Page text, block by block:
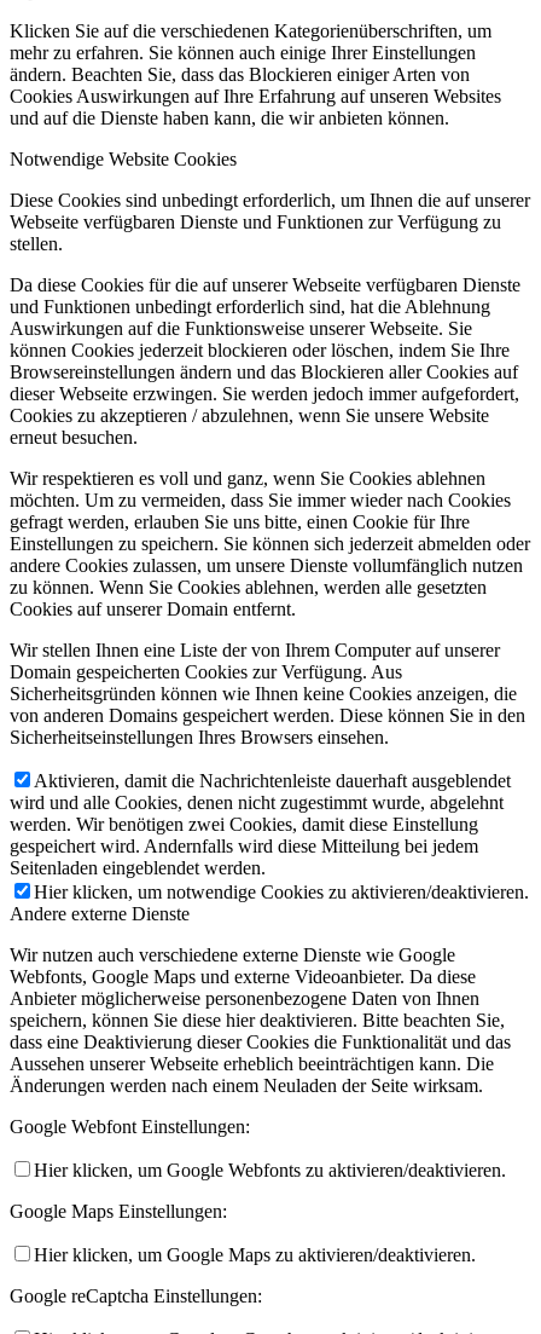
Klicken Sie auf die verschiedenen Kategorienüberschriften, um
mehr zu erfahren. Sie können auch einige Ihrer Einstellungen
ändern. Beachten Sie, dass das Blockieren einiger Arten von
Cookies Auswirkungen auf Ihre Erfahrung auf unseren Websites
und auf die Dienste haben kann, die wir anbieten können.
Notwendige Website Cookies
Diese Cookies sind unbedingt erforderlich, um Ihnen die auf unserer
Webseite verfügbaren Dienste und Funktionen zur Verfügung zu
stellen.
Da diese Cookies für die auf unserer Webseite verfügbaren Dienste
und Funktionen unbedingt erforderlich sind, hat die Ablehnung
Auswirkungen auf die Funktionsweise unserer Webseite. Sie
können Cookies jederzeit blockieren oder löschen, indem Sie Ihre
Browsereinstellungen ändern und das Blockieren aller Cookies auf
dieser Webseite erzwingen. Sie werden jedoch immer aufgefordert,
Cookies zu akzeptieren / abzulehnen, wenn Sie unsere Website
erneut besuchen.
Wir respektieren es voll und ganz, wenn Sie Cookies ablehnen
möchten. Um zu vermeiden, dass Sie immer wieder nach Cookies
gefragt werden, erlauben Sie uns bitte, einen Cookie für Ihre
Einstellungen zu speichern. Sie können sich jederzeit abmelden oder
andere Cookies zulassen, um unsere Dienste vollumfänglich nutzen
zu können. Wenn Sie Cookies ablehnen, werden alle gesetzten
Cookies auf unserer Domain entfernt.
Wir stellen Ihnen eine Liste der von Ihrem Computer auf unserer
Domain gespeicherten Cookies zur Verfügung. Aus
Sicherheitsgründen können wie Ihnen keine Cookies anzeigen, die
von anderen Domains gespeichert werden. Diese können Sie in den
Sicherheitseinstellungen Ihres Browsers einsehen.
Aktivieren, damit die Nachrichtenleiste dauerhaft ausgeblendet
wird und alle Cookies, denen nicht zugestimmt wurde, abgelehnt
werden. Wir benötigen zwei Cookies, damit diese Einstellung
gespeichert wird. Andernfalls wird diese Mitteilung bei jedem
Seitenladen eingeblendet werden.
Hier klicken, um notwendige Cookies zu aktivieren/deaktivieren.
Andere externe Dienste
Wir nutzen auch verschiedene externe Dienste wie Google
Webfonts, Google Maps und externe Videoanbieter. Da diese
Anbieter möglicherweise personenbezogene Daten von Ihnen
speichern, können Sie diese hier deaktivieren. Bitte beachten Sie,
dass eine Deaktivierung dieser Cookies die Funktionalität und das
Aussehen unserer Webseite erheblich beeinträchtigen kann. Die
Änderungen werden nach einem Neuladen der Seite wirksam.
Google Webfont Einstellungen:
Hier klicken, um Google Webfonts zu aktivieren/deaktivieren.
Google Maps Einstellungen:
Hier klicken, um Google Maps zu aktivieren/deaktivieren.
Google reCaptcha Einstellungen: